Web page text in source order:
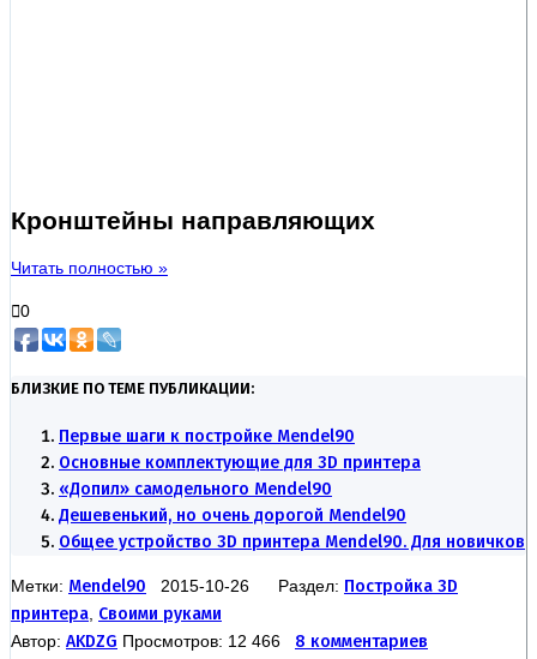
Кронштейны направляющих
Читать полностью »
0
БЛИЗКИЕ ПО ТЕМЕ ПУБЛИКАЦИИ:
Первые шаги к постройке Mendel90
Основные комплектующие для 3D принтера
«Допил» самодельного Mendel90
Дешевенький, но очень дорогой Mendel90
Общее устройство 3D принтера Mendel90. Для новичков
Метки: Mendel90 2015-10-26 Раздел: Постройка 3D
принтера Своими руками
Автор: AKDZG Просмотров: 12 466 8 комментариев